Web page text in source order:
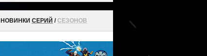
НОВИНКИ СЕРИЙ /СЕЗОНОВ